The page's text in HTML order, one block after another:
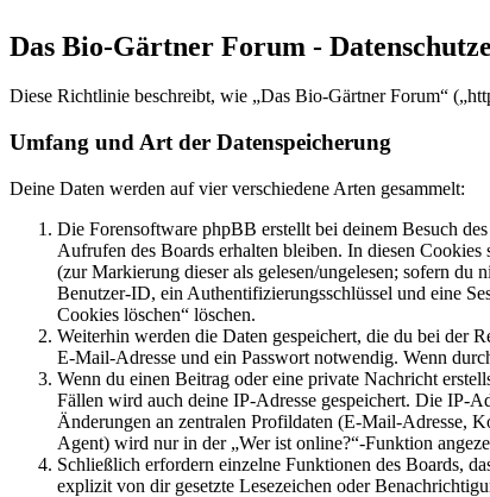
Das Bio-Gärtner Forum -
Diese Richtlinie beschreibt, wie „Das Bio-Gärtner Forum“
Umfang und Art der Datenspeicherung
Deine Daten werden auf vier verschiedene Arten gesammelt:
Die Forensoftware phpBB erstellt bei deinem Besuch
Aufrufen des Boards erhalten bleiben. In diesen
(zur Markierung dieser als gelesen/ungelesen; sofern du
Benutzer-ID, ein Authentifizierungsschlüssel und eine
Cookies löschen“ löschen.
Weiterhin werden die Daten gespeichert, die du bei der
E-Mail-Adresse und ein Passwort notwendig. Wenn
Wenn du einen Beitrag oder eine private Nachricht
Fällen wird auch deine IP-Adresse gespeichert. Die IP-
Änderungen an zentralen Profildaten (E-Mail-Adresse,
Agent) wird nur in der „Wer ist online?“-Funktion
Schließlich erfordern einzelne Funktionen des Boards,
explizit von dir gesetzte Lesezeichen oder